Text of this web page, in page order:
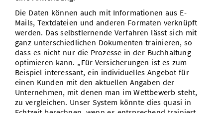
Die Daten können auch mit Informationen aus E-
Mails, Textdateien und anderen Formaten verknüpft
werden. Das selbstlernende Verfahren lässt sich mit
ganz unterschiedlichen Dokumenten trainieren, so
dass es nicht nur die Prozesse in der Buchhaltung
optimieren kann. „Für Versicherungen ist es zum
Beispiel interessant, ein individuelles Angebot für
einen Kunden mit den aktuellen Angaben der
Unternehmen, mit denen man im Wettbewerb steht,
zu vergleichen. Unser System könnte dies quasi in